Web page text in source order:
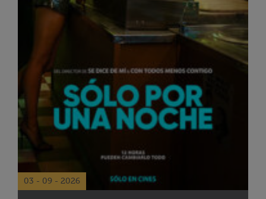
03 - 09 - 2026